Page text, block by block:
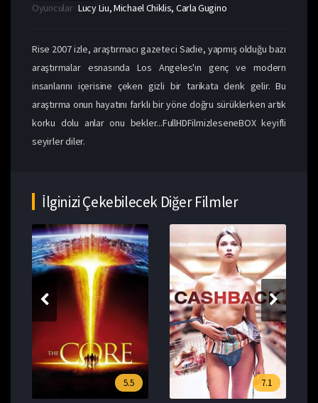
Oyuncular Lucy Liu, Michael Chiklis, Carla Gugino
Rise 2007 izle, araştırmacı gazeteci Sadie, yapmış olduğu bazı
araştırmalar esnasında Los Angeles'ın genç ve modern
insanlarını içerisine çeken gizli bir tarikata denk gelir. Bu
araştırma onun hayatını farklı bir yöne doğru sürüklerken artık
korku dolu anlar onu bekler...FullHDFilmizleseneBOX keyifli
seyirler diler.
İlginizi Çekebilecek Diğer Filmler
5.5 7.1